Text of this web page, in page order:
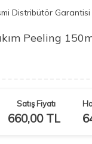
Distribütör Garantisi
Peeling
Satış Fiyatı
660,00TL